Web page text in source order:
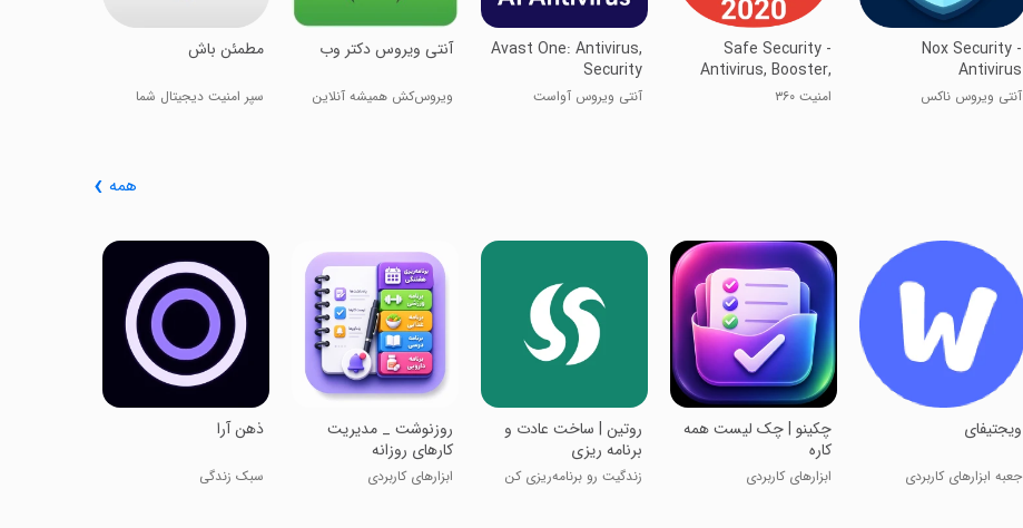
Nox Security -
Antivirus
آنتی ویروس ناکس
Safe Security -
Antivirus, Booster,
Phone Cleaner
امنیت ۳۶۰
Avast One: Antivirus,
Security
آنتی ویروس آواست
‏‏‏‏‏آنتی ویروس دکتر وب
ویروس‌کش همیشه آنلاین
‏‏‏مطمئن باش
سپر امنیت دیجیتال شما
همه
‏‏‏‏ویجتیفای
جعبه ابزارهای کاربردی
‏چکینو | چک لیست همه
کاره
ابزارهای کاربردی
‏‏‏‏‏‏‏‏روتین | ساخت عادت و
برنامه ریزی
زندگیت رو برنامه‌ریزی کن
‏روزنوشت _ مدیریت
کارهای روزانه
ابزارهای کاربردی
‏ذهن آرا
سبک زندگی